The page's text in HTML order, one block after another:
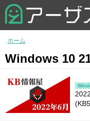
お問い合わせ
ホーム
Windows 10